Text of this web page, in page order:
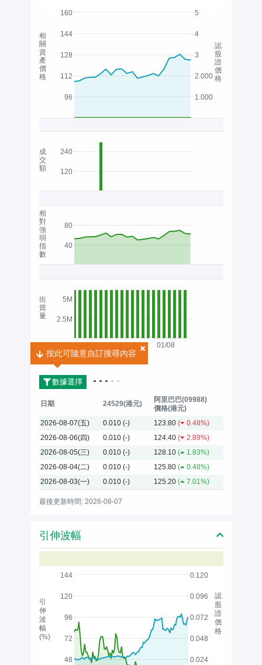
01/08
96
112
128
144
160
1.000
2.000
3
4
5
120
240
40
80
2.5M
5M
2026
相
關
資
產
價
格
認
股
證
價
格
成
交
額
相
對
強
弱
指
數
街
貨
量
數據選擇
按此可隨意自訂搜尋內容
按此可隨意自訂搜尋內容
日期 24529(港元)
阿里巴巴(09988)
價格(港元)
2026-08-07(五)
0.010 (-) 123.80 (
0.48%)
2026-08-06(四)
0.010 (-) 124.40 (
2.89%)
2026-08-05(三)
0.010 (-) 128.10 (
1.83%)
2026-08-04(二)
0.010 (-) 125.80 (
0.48%)
2026-08-03(一)
0.010 (-) 125.20 ( 7.01%)
最後更新時間: 2026-08-07
引伸波幅
48
72
96
120
144
0.024
0.048
0.072
0.096
0.120
引
伸
波
幅
(%)
認
股
證
價
格